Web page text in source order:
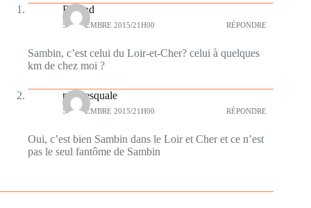
Roland
5 NOVEMBRE 2015/21H00 RÉPONDRE
Sambin, c’est celui du Loir-et-Cher? celui à quelques
km de chez moi ?
plumesquale
5 NOVEMBRE 2015/21H00 RÉPONDRE
Oui, c’est bien Sambin dans le Loir et Cher et ce n’est
pas le seul fantôme de Sambin